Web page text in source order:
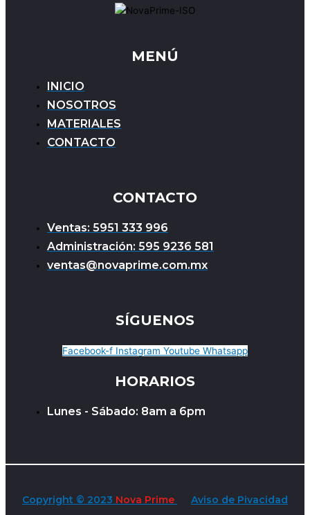
MENÚ
INICIO
NOSOTROS
MATERIALES
CONTACTO
CONTACTO
Ventas: 5951 333 996
Administración: 595 9236 581
ventas@novaprime.com.mx
SÍGUENOS
Facebook-f Instagram Youtube Whatsapp
HORARIOS
Lunes - Sábado: 8am a 6pm
Copyright © 2023 Nova Prime Aviso de Pivacidad